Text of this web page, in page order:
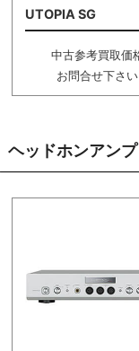
UTOPIA SG
中古参考買取価
お問合せ下さい
ヘッドホンアンプ